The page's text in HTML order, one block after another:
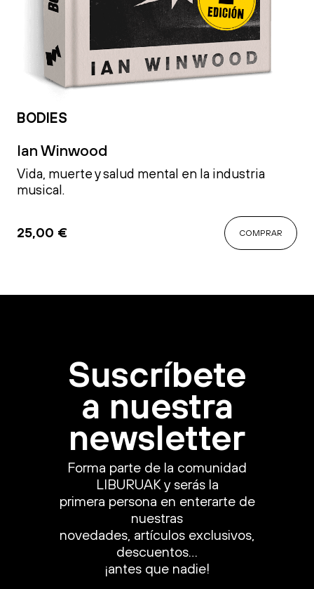
BODIES
Ian Winwood
Vida, muerte y salud mental en la industria
musical.
25,00 € COMPRAR
Suscríbete
a nuestra
newsletter
Forma parte de la comunidad
LIBURUAK y serás la
primera persona en enterarte de
nuestras
novedades, artículos exclusivos,
descuentos…
¡antes que nadie!